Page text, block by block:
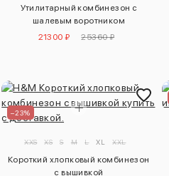
Утилитарный комбинезон с
шалевым воротником
21300 ₽
25360 ₽
–23%
XXS XS S M L XL XXL
Короткий хлопковый комбинезон
с вышивкой